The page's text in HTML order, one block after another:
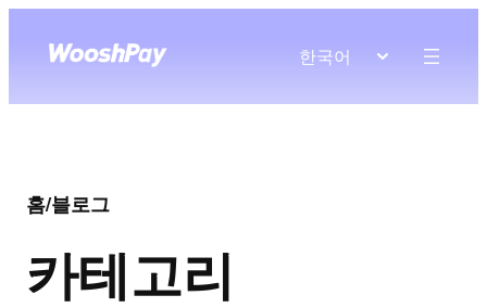
한국어
홈/블로그
카테고리